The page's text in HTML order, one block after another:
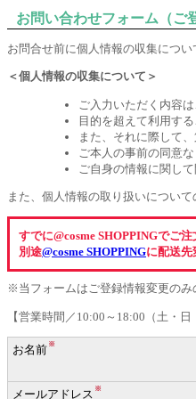
お問い合わせフォーム（ご
お問合せ前に個人情報の収集につ
＜個人情報の収集について＞
ご入力いただく内容
目的を超えて利用す
また、それに際して
ご本人の事前の同意
ご自身の情報に関し
また、個人情報の取り扱いについて
すでに@cosme SHOPPINGでご
別途@cosme SHOPPINGに配送先
※当フォームはご登録情報変更のみ
【営業時間／10:00～18:00（土・
お名前 ※
メールアドレス ※